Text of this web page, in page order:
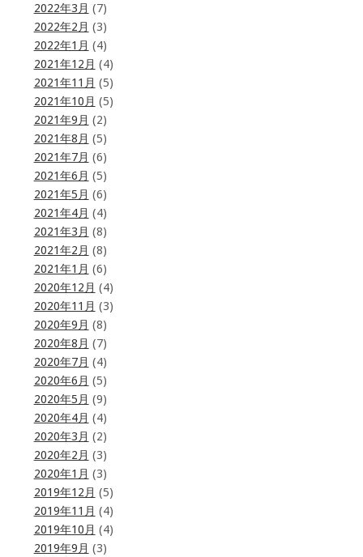
2022年3月 (7)
2022年2月 (3)
2022年1月 (4)
2021年12月 (4)
2021年11月 (5)
2021年10月 (5)
2021年9月 (2)
2021年8月 (5)
2021年7月 (6)
2021年6月 (5)
2021年5月 (6)
2021年4月 (4)
2021年3月 (8)
2021年2月 (8)
2021年1月 (6)
2020年12月 (4)
2020年11月 (3)
2020年9月 (8)
2020年8月 (7)
2020年7月 (4)
2020年6月 (5)
2020年5月 (9)
2020年4月 (4)
2020年3月 (2)
2020年2月 (3)
2020年1月 (3)
2019年12月 (5)
2019年11月 (4)
2019年10月 (4)
2019年9月 (3)